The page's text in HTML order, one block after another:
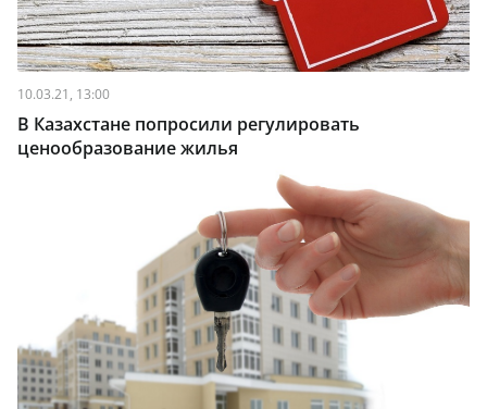
10.03.21, 13:00
В Казахстане попросили регулировать
ценообразование жилья